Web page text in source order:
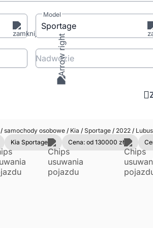
Model
Sportage
Nadwozie
/samochody osobowe /Kia /Sportage /2022 /
Kia Sportage Cena: od 130000 zł